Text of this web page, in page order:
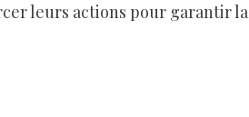
leurs actions pour garantir la